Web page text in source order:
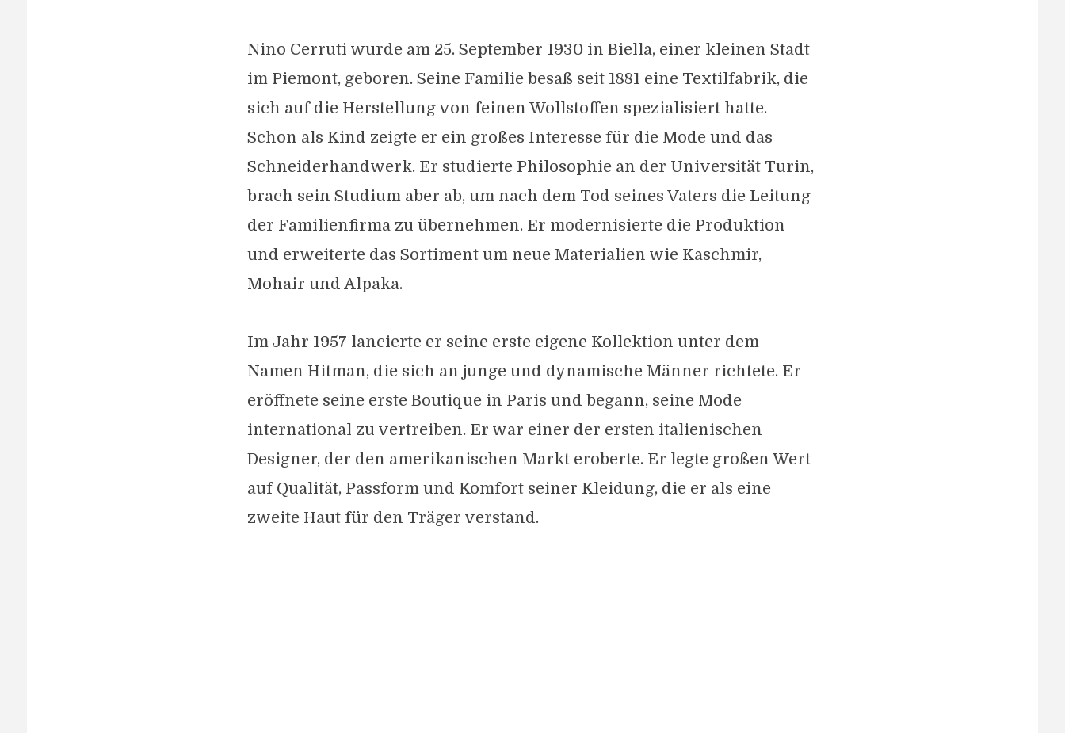
Nino Cerruti wurde am 25. September 1930 in Biella, einer kleinen Stadt
im Piemont, geboren. Seine Familie besaß seit 1881 eine Textilfabrik, die
sich auf die Herstellung von feinen Wollstoffen spezialisiert hatte.
Schon als Kind zeigte er ein großes Interesse für die Mode und das
Schneiderhandwerk. Er studierte Philosophie an der Universität Turin,
brach sein Studium aber ab, um nach dem Tod seines Vaters die Leitung
der Familienfirma zu übernehmen. Er modernisierte die Produktion
und erweiterte das Sortiment um neue Materialien wie Kaschmir,
Mohair und Alpaka.
Im Jahr 1957 lancierte er seine erste eigene Kollektion unter dem
Namen Hitman, die sich an junge und dynamische Männer richtete. Er
eröffnete seine erste Boutique in Paris und begann, seine Mode
international zu vertreiben. Er war einer der ersten italienischen
Designer, der den amerikanischen Markt eroberte. Er legte großen Wert
auf Qualität, Passform und Komfort seiner Kleidung, die er als eine
zweite Haut für den Träger verstand.